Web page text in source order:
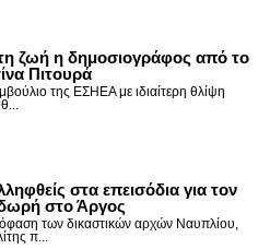
ζωή η δημοσιογράφος από το
Πιτουρά
της ΕΣΗΕΑ με ιδιαίτερη θλίψη
στα επεισόδια για τον
στο Άργος
των δικαστικών αρχών Ναυπλίου,
π...